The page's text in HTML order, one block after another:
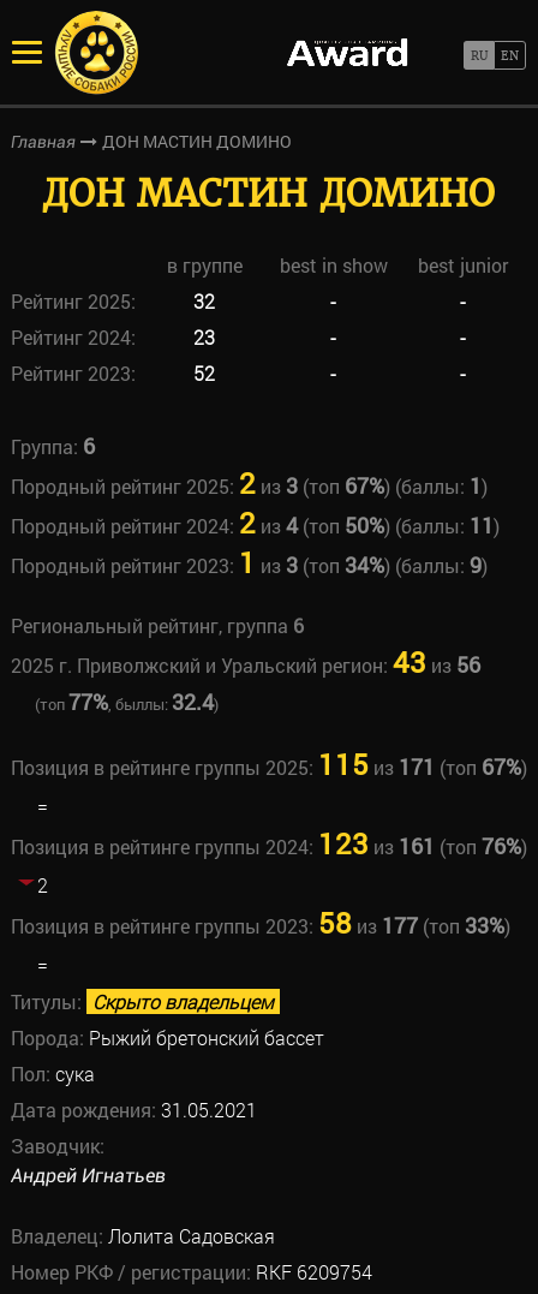
Главная ДОН МАСТИН ДОМИНО
ДОН МАСТИН ДОМИНО
в группе best in show
best junior
Рейтинг 2025:
32 -
-
Рейтинг 2024:
23 -
-
Рейтинг 2023:
52 - -
Группа: 6
Породный рейтинг 2025: 2из 3(топ 67%) (баллы: 1)
Породный рейтинг 2024: 2из4(топ 50%) (баллы: 11)
Породный рейтинг 2023: 1 из 3(топ 34%) (баллы: 9)
Региональный рейтинг, группа 6
2025 г. Приволжский и Уральский регион: 43 из 56
(топ77%, быллы: 32.4)
Позиция в рейтинге группы 2025: 115из 171 (топ 67%)
=
Позиция в рейтинге группы 2024: 123 из 161 (топ 76%)
2
Позиция в рейтинге группы 2023: 58из 177(топ 33%)
=
Титулы: Скрыто владельцем
Порода: Рыжий бретонский бассет
Пол: сука
Дата рождения: 31.05.2021
Заводчик:
Андрей Игнатьев
Владелец: Лолита Садовская
Номер РКФ / регистрации: RKF 6209754